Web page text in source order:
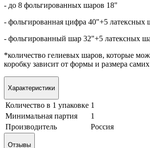
- до 8 фольгированных шаров 18"
- фольгированная цифра 40"+5 латексных
- фольгированный шар 32"+5 латексных
*количество гелиевых шаров, которые
коробку зависит от формы и размера
Характеристики
Количество в 1 упаковке 1
Минимальная партия
1
Производитель
Россия
Отзывы